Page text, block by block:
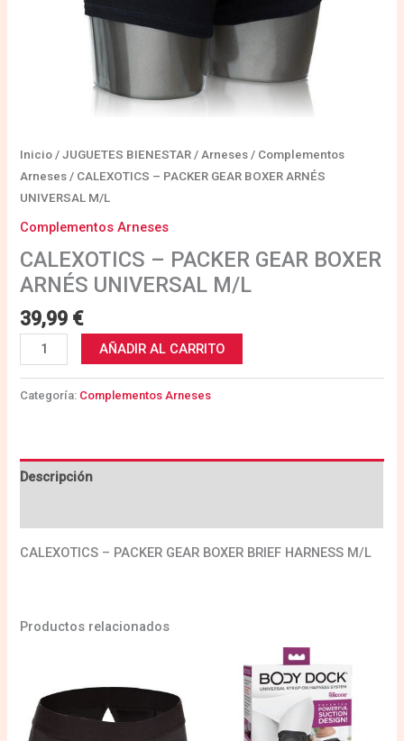
Inicio /JUGUETES BIENESTAR / Arneses / Complementos
Arneses / CALEXOTICS – PACKER GEAR BOXER ARNÉS
UNIVERSAL M/L
Complementos Arneses
CALEXOTICS – PACKER GEAR BOXER
ARNÉS UNIVERSAL M/L
39,99 €
AÑADIR AL CARRITO
Categoría: Complementos Arneses
Descripción
CALEXOTICS – PACKER GEAR BOXER BRIEF HARNESS M/L
Productos relacionados